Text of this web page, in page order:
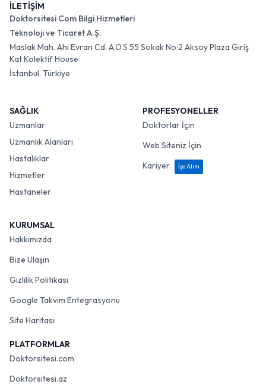
İLETİŞİM
Doktorsitesi Com Bilgi Hizmetleri
Teknoloji ve Ticaret A.Ş.
Maslak Mah. Ahi Evran Cd. A.O.S 55 Sokak No:2 Aksoy Plaza Giriş
Kat Kolektif House
İstanbul, Türkiye
SAĞLIK
Uzmanlar
Uzmanlık Alanları
Hastalıklar
Hizmetler
Hastaneler
PROFESYONELLER
Doktorlar İçin
Web Siteniz İçin
Kariyer
İşe Alım
KURUMSAL
Hakkımızda
Bize Ulaşın
Gizlilik Politikası
Google Takvim Entegrasyonu
Site Haritası
PLATFORMLAR
Doktorsitesi.com
Doktorsitesi.az